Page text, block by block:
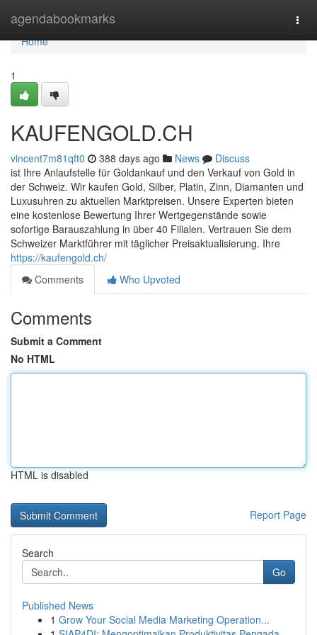
agendabookmarks
Home
Home
1
KAUFENGOLD.CH
vincent7m81qft0 388 days ago News
Discuss
ist Ihre Anlaufstelle für Goldankauf und den Verkauf von Gold in
der Schweiz. Wir kaufen Gold, Silber, Platin, Zinn, Diamanten und
Luxusuhren zu aktuellen Marktpreisen. Unsere Experten bieten
eine kostenlose Bewertung Ihrer Wertgegenstände sowie
sofortige Barauszahlung in über 40 Filialen. Vertrauen Sie dem
Schweizer Marktführer mit täglicher Preisaktualisierung. Ihre
https://kaufengold.ch/
Comments
Who Upvoted
Comments
Submit a Comment
No HTML
HTML is disabled
Report Page
Search
Go
Published News
1 Grow Your Social Media Marketing Operation...